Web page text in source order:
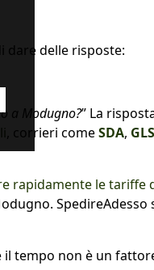
dare delle risposte:
a Modugno?” La
, corrieri comeSDA, GLS
rapidamente le tariffe
SpedireAdesso
il tempo non è un